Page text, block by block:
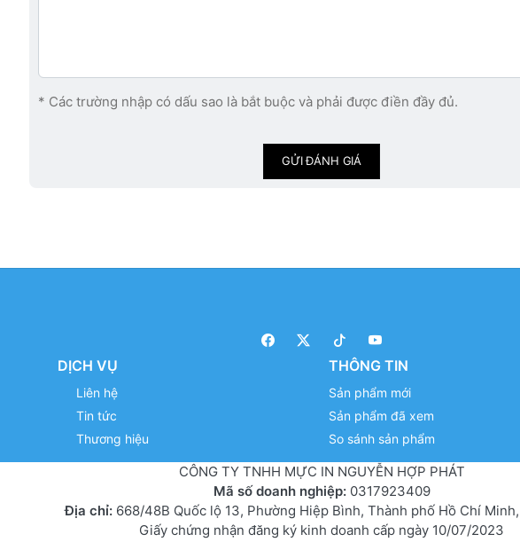
* Các trường nhập có dấu sao là bắt buộc và phải được điền đầy đủ.
GỬI ĐÁNH GIÁ
DỊCH VỤ
Liên hệ
Tin tức
Thương hiệu
THÔNG TIN
Sản phẩm mới
Sản phẩm đã xem
So sánh sản phẩm
CÔNG TY TNHH MỰC IN NGUYỄN HỢP PHÁT
Mã số doanh nghiệp: 0317923409
Địa chỉ:668/48B Quốc lộ 13, Phường Hiệp Bình, Thành phố Hồ Chí
Giấy chứng nhận đăng ký kinh doanh cấp ngày 10/07/2023